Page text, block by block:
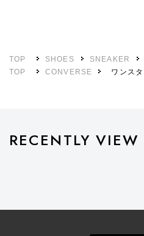
TOP SHOES SNEAKER
TOP
CONVERSE ワンス
RECENTLY VIEW